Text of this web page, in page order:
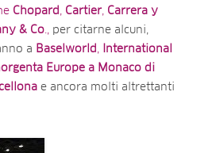
Chopard, Cartier, Carrera y
& Co., per citarne alcuni,
a Baselworld,
International
Europe a Monaco di
e ancora molti altrettanti